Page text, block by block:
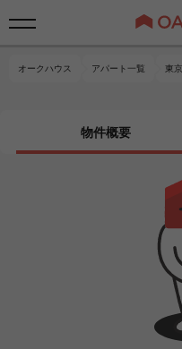
オークハウス アパート一覧 東
物件概要